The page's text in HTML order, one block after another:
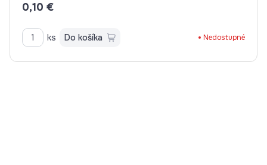
0,10 €
ks Do košíka Nedostupné